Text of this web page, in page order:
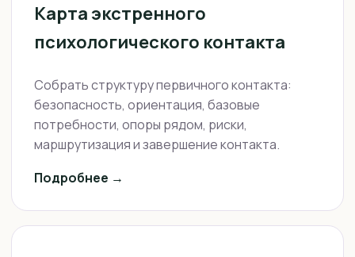
Карта экстренного
психологического контакта
Собрать структуру первичного контакта:
безопасность, ориентация, базовые
потребности, опоры рядом, риски,
маршрутизация и завершение контакта.
Подробнее →